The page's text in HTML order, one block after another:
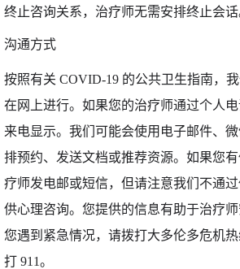
终止咨询关系，治疗师无需安排终止会话
沟通方式
按照有关 COVID-19 的公共卫生指南，
在网上进行。如果您的治疗师通过个人
来电显示。我们可能会使用电子邮件、微
排预约、发送文档或推荐资源。如果您
疗师发电邮或短信，但请注意我们不通
供心理咨询。您提供的信息有助于治疗
您遇到紧急情况，请拨打大多伦多危机热
打 911。